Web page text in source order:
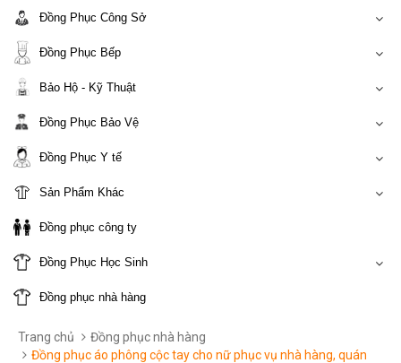
Đồng Phục Công Sở
Đồng Phục Bếp
Bảo Hộ - Kỹ Thuật
Đồng Phục Bảo Vệ
Đồng Phục Y tế
Sản Phẩm Khác
Đồng phục công ty
Đồng Phục Học Sinh
Đồng phục nhà hàng
Trang chủ
Đồng phục nhà hàng
Đồng phục áo phông cộc tay cho nữ phục vụ nhà hàng, quán